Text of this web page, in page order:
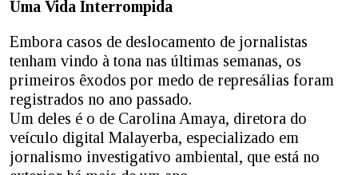
Uma Vida Interrompida
Embora casos de deslocamento de jornalistas
tenham vindo à tona nas últimas semanas, os
primeiros êxodos por medo de represálias foram
registrados no ano passado.
Um deles é o de Carolina Amaya, diretora do
veículo digital Malayerba, especializado em
jornalismo investigativo ambiental, que está no